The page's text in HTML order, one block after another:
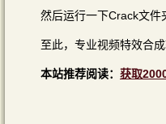
然后运行一下Crack文
至此，专业视频特效合
本站推荐阅读： 获取